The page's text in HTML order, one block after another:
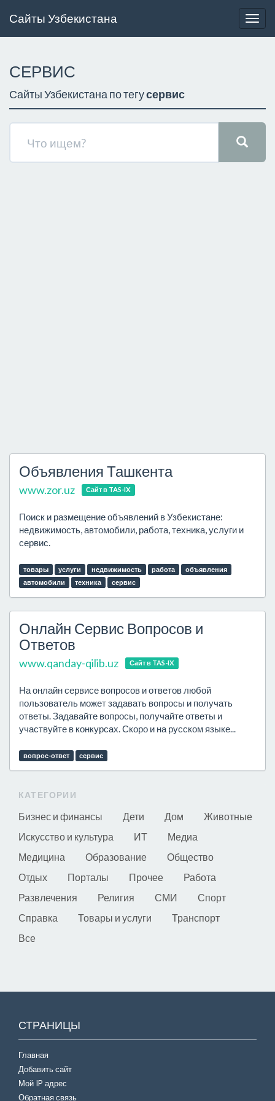
Сайты Узбекистана
СЕРВИС
Сайты Узбекистана по тегусервис
Объявления Ташкента
www.zor.uz Сайт в TAS-IX
Поиск и размещение объявлений в Узбекистане:
недвижимость, автомобили, работа, техника, услуги и
сервис.
товары услуги недвижимость работа
объявления
автомобили
техника сервис
Онлайн Сервис Вопросов и
Ответов
www.qanday-qilib.uz Сайт в TAS-IX
На онлайн сервисе вопросов и ответов любой
пользователь может задавать вопросы и получать
ответы. Задавайте вопросы, получайте ответы и
участвуйте в конкурсах. Скоро и на русском языке...
вопрос-ответ сервис
КАТЕГОРИИ
Бизнес и финансы Дети Дом
Животные
Искусство и культура
ИТ
Медиа
Медицина
Образование
Общество
Отдых
Порталы Прочее
Работа
Развлечения
Религия СМИ
Спорт
Справка
Товары и услуги
Транспорт
Все
СТРАНИЦЫ
Главная
Добавить сайт
Мой IP адрес
Обратная связь